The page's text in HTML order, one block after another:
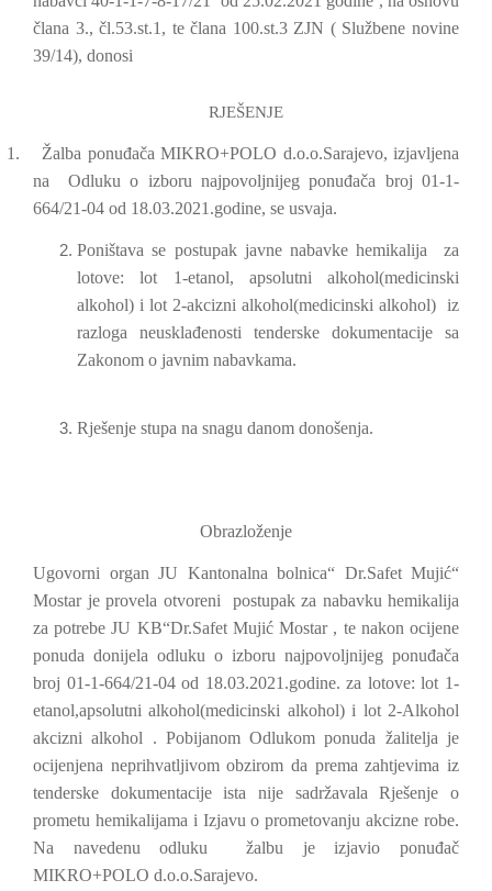
člana 3., čl.53.st.1, te člana 100.st.3 ZJN ( Službene novine
39/14), donosi
RJEŠENJE
1.
Žalba ponuđača MIKRO+POLO d.o.o.Sarajevo, izjavljena
na
Odluku o izboru najpovoljnijeg ponuđača broj 01-1-
664/21-04 od 18.03.2021.godine, se usvaja.
Poništava se postupak javne nabavke hemikalija
za
lotove: lot 1-etanol, apsolutni alkohol(medicinski
alkohol) i lot 2-akcizni alkohol(medicinski alkohol) iz
razloga neusklađenosti tenderske dokumentacije sa
Zakonom o javnim nabavkama.
Rješenje stupa na snagu danom donošenja.
Obrazloženje
Ugovorni organ JU Kantonalna bolnica“ Dr.Safet Mujić“
Mostar je provela otvoreni
postupak za nabavku hemikalija
za potrebe JU KB“Dr.Safet Mujić Mostar , te nakon ocijene
ponuda donijela odluku o izboru najpovoljnijeg ponuđača
broj 01-1-664/21-04 od 18.03.2021.godine. za lotove: lot 1-
etanol,apsolutni alkohol(medicinski alkohol) i lot 2-Alkohol
akcizni alkohol . Pobijanom Odlukom ponuda žalitelja je
ocijenjena neprihvatljivom obzirom da prema zahtjevima iz
tenderske dokumentacije ista nije sadržavala Rješenje o
prometu hemikalijama i Izjavu o prometovanju akcizne robe.
Na navedenu odluku
žalbu je izjavio ponuđač
MIKRO+POLO d.o.o.Sarajevo.